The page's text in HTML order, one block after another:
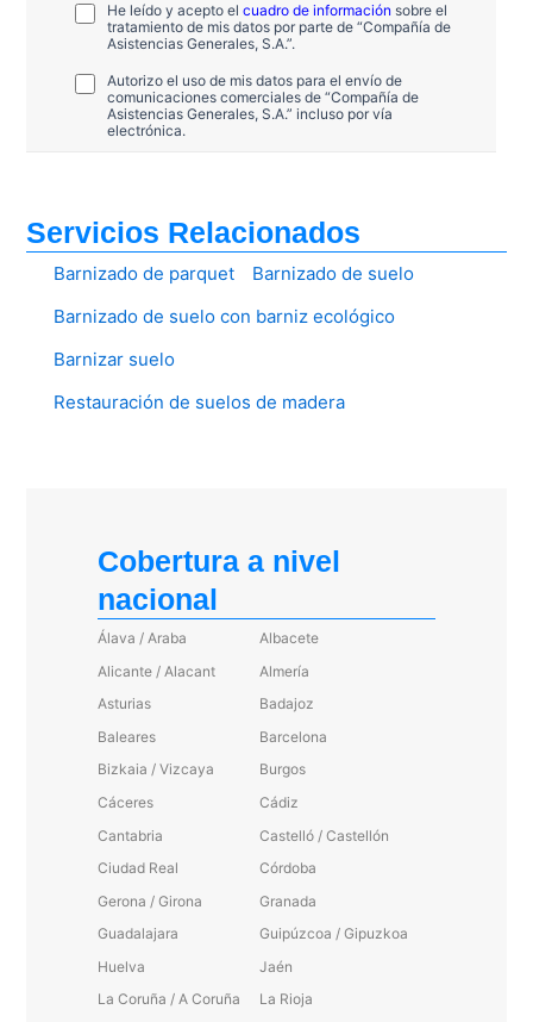
He leído y acepto elcuadro de información sobre el
tratamiento de mis datos por parte de “Compañía de
Asistencias Generales, S.A.”.
Autorizo el uso de mis datos para el envío de
comunicaciones comerciales de “Compañía de
Asistencias Generales, S.A.” incluso por vía
electrónica.
Servicios Relacionados
Barnizado de parquet
Barnizado de suelo
Barnizado de suelo con barniz ecológico
Barnizar suelo
Restauración de suelos de madera
Cobertura a nivel
nacional
Álava / Araba
Albacete
Alicante / Alacant
Almería
Asturias
Badajoz
Baleares
Barcelona
Bizkaia / Vizcaya
Burgos
Cáceres
Cádiz
Cantabria
Castelló / Castellón
Ciudad Real
Córdoba
Gerona / Girona
Granada
Guadalajara
Guipúzcoa / Gipuzkoa
Huelva
Jaén
La Coruña / A Coruña
La Rioja